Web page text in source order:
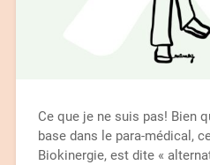
Ce que je ne suis pas! Bien
base dans le para-médical,
Biokinergie, est dite «